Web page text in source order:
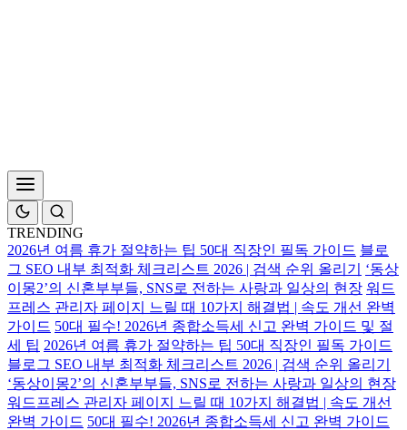
TRENDING
2026년 여름 휴가 절약하는 팁 50대 직장인 필독 가이드 블로
그 SEO 내부 최적화 체크리스트 2026 | 검색 순위 올리기
‘동상
이몽2’의 신혼부부들, SNS로 전하는 사랑과 일상의 현장 워드
프레스 관리자 페이지 느릴 때 10가지 해결법 | 속도 개선 완벽
가이드 50대 필수! 2026년 종합소득세 신고 완벽 가이드 및 절
세 팁 2026년 여름 휴가 절약하는 팁 50대 직장인 필독 가이드
블로그 SEO 내부 최적화 체크리스트 2026 | 검색 순위 올리기
‘동상이몽2’의 신혼부부들, SNS로 전하는 사랑과 일상의 현장
워드프레스 관리자 페이지 느릴 때 10가지 해결법 | 속도 개선
완벽 가이드 50대 필수! 2026년 종합소득세 신고 완벽 가이드